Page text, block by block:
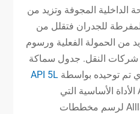
الداخلية المجوفة وتزيد من
للجدران فتقلل من
من الحمولة الفعلية ورسوم
شركات النقل. جدول سماكة
تم توحيده بواسطة API 5L
وتعد المواصفة ASTM A252 الأداة الأساسية التي
تستخدمها شركة Allland Pipes لرسم مخططات